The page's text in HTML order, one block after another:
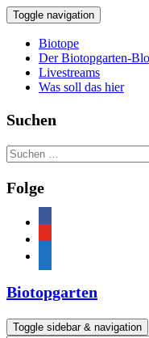
Toggle navigation
Biotope
Der Biotopgarten-
Livestreams
Was soll das hier
Suchen
Suchen
nach:
Folge
Biotopgarten
Toggle sidebar & navigation